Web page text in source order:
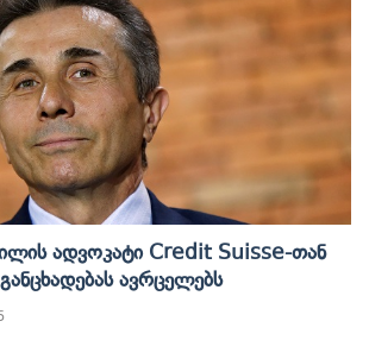
Ადვოკატი Credit Suisse-Თან
Ავრცელებს